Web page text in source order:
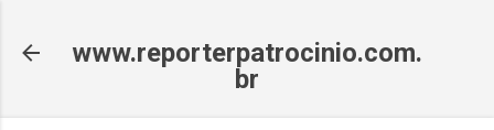
www.reporterpatrocinio.com.
br